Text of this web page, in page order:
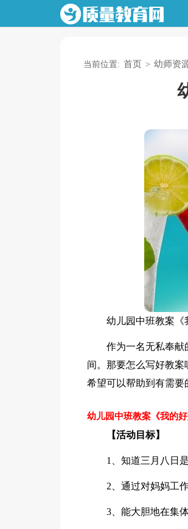
当前位置: 首页 > 幼师资
幼儿园中班教案《
作为一名无私奉献
间。那要怎么写好教案
希望可以帮助到有需要
幼儿园中班教案《我的
【活动目标】
1、知道三月八日
2、通过对妈妈工
3、能大胆地在集